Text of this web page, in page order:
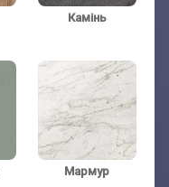
(обов'язково)
(обов'язково)Камінь
Мармур